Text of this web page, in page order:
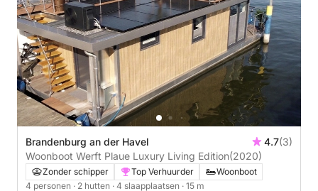
Brandenburg an der Havel 4.7(3)
Woonboot Werft Plaue Luxury Living Edition(2020)
Zonder schipper Top Verhuurder
Woonboot
4 personen · 2 hutten · 4 slaapplaatsen · 15 m